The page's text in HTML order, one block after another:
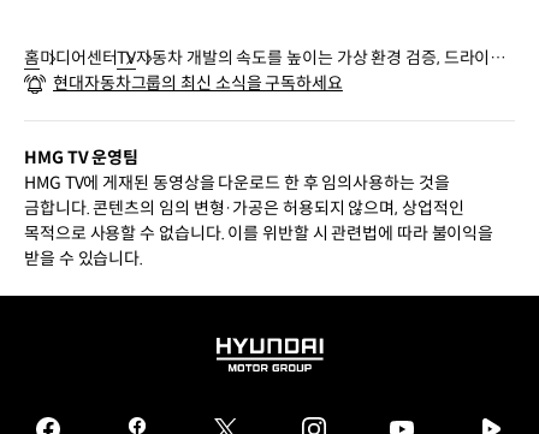
홈미디어센터TV자동차 개발의 속도를 높이는 가상 환경 검증, 드라이빙
시뮬레이터
현대자동차그룹의 최신 소식을 구독하세요
HMG TV 운영팀
HMG TV에 게재된 동영상을 다운로드 한 후 임의사용하는 것을
금합니다. 콘텐츠의 임의 변형·가공은 허용되지 않으며, 상업적인
목적으로 사용할 수 없습니다. 이를 위반할 시 관련법에 따라 불이익을
받을 수 있습니다.
HYUNDAI
GROUP